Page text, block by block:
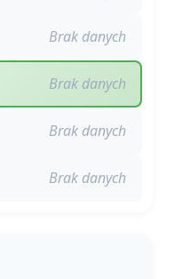
Brak danych
Brak danych
Brak danych
Brak danych